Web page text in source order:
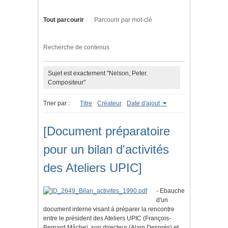
Tout parcourir Parcourir par mot-clé
Recherche de contenus
Sujet est exactement "Nelson, Peter.
Compositeur"
Trier par : Titre Créateur Date d'ajout
[Document préparatoire
pour un bilan d'activités
des Ateliers UPIC]
- Ebauche
d'un
document interne visant à préparer la rencontre
entre le président des Ateliers UPIC (François-